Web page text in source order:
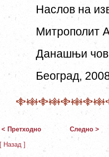
Наслов на
Митрополит
Данашњи
Београд,
< Претходно Следно >
[ Назад ]